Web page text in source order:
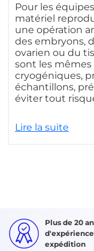
Pour les
matériel
une opération
des embryons,
ovarien ou du
sont les
cryogéniques,
échantillons,
éviter tout
Lire la suite
Plus de 20
expédition